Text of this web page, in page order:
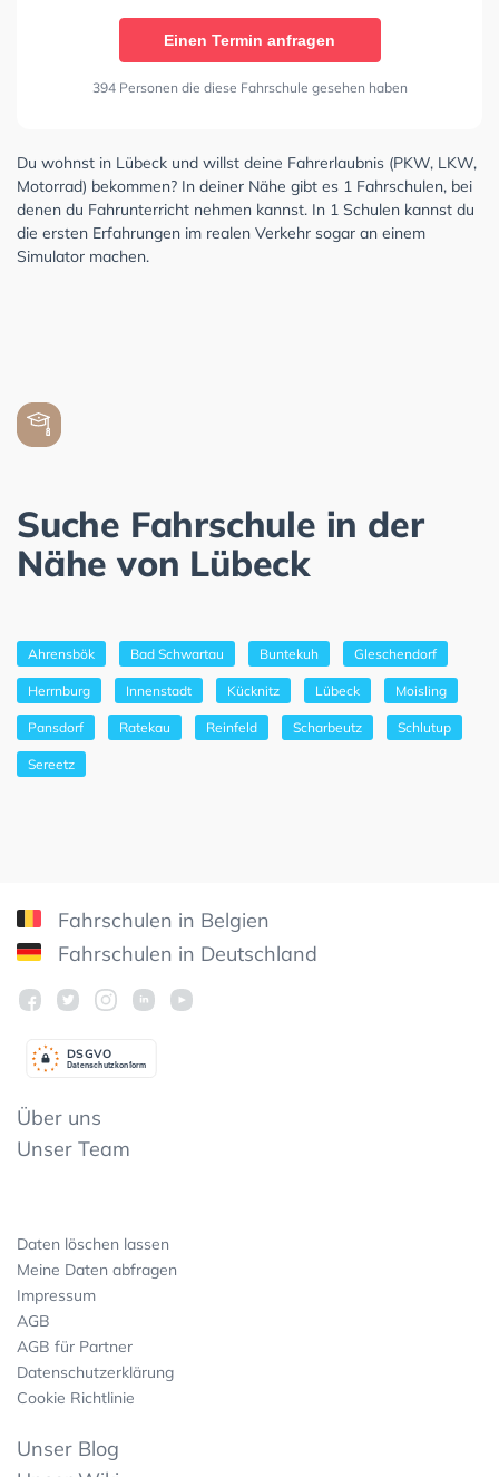
Einen Termin anfragen
394 Personen die diese Fahrschule gesehen haben
Du wohnst in Lübeck und willst deine Fahrerlaubnis (PKW, LKW,
Motorrad) bekommen? In deiner Nähe gibt es 1 Fahrschulen, bei
denen du Fahrunterricht nehmen kannst. In 1 Schulen kannst du
die ersten Erfahrungen im realen Verkehr sogar an einem
Simulator machen.
Suche Fahrschule in der
Nähe von Lübeck
Ahrensbök Bad Schwartau Buntekuh Gleschendorf
Herrnburg Innenstadt Kücknitz Lübeck Moisling
Pansdorf Ratekau Reinfeld Scharbeutz Schlutup
Sereetz
Fahrschulen in Belgien
Fahrschulen in Deutschland
Datenschutzkonform
DSGVO
Über uns
Unser Team
Daten löschen lassen
Meine Daten abfragen
Impressum
AGB
AGB für Partner
Datenschutzerklärung
Cookie Richtlinie
Unser Blog